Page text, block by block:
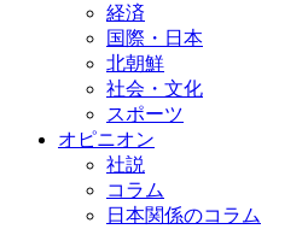
経済
国際・日本
北朝鮮
社会・文化
スポーツ
オピニオン
社説
コラム
日本関係のコラム